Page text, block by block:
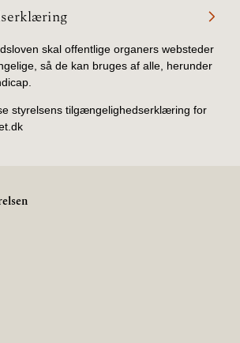
skal offentlige organers websteder
så de kan bruges af alle, herunder
styrelsens tilgængelighedserklæring for